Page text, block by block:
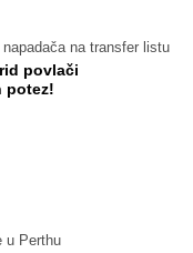
na transfer listu
povlači
potez!
u Perthu